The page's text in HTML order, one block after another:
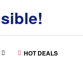
HOT DEALS